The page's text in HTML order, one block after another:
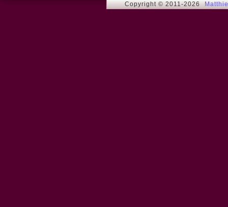
Copyright © 2011-2026